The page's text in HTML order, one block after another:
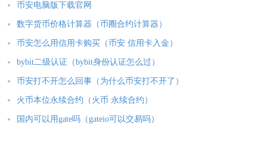
币安电脑版下载官网
数字货币价格计算器（币圈合约计算器）
币安怎么用信用卡购买（币安 信用卡入金）
bybit二级认证（bybit身份认证怎么过）
币安打不开怎么回事（为什么币安打不开了）
火币本位永续合约（火币 永续合约）
国内可以用gate吗（gateio可以交易吗）